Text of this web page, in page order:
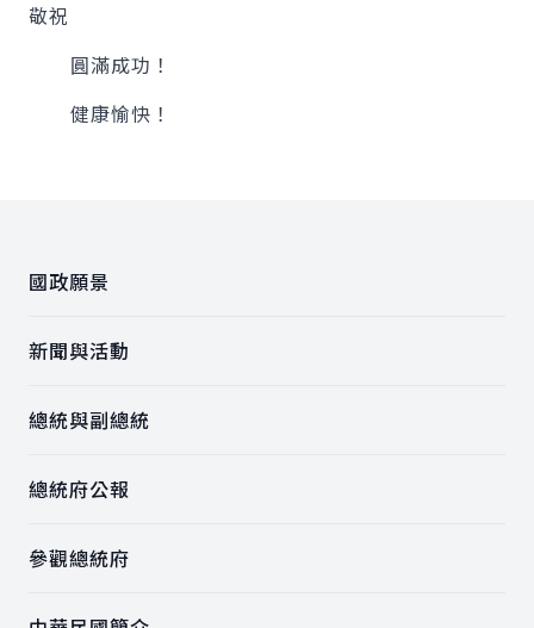
敬祝
圓滿成功！
健康愉快！
國政願景
新聞與活動
總統與副總統
總統府公報
參觀總統府